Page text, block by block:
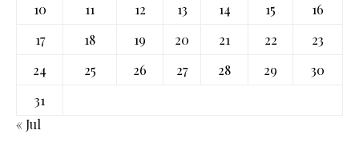
10
11 12 13 14 15
16
17
18 19 20 21 22
23
24
25 26 27 28 29
30
31
« Jul